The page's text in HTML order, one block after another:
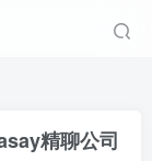
精聊公司